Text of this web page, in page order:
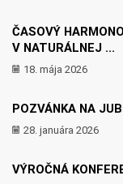
ČASOVÝ
V NATURÁLNEJ ...
18. mája 2026
POZVÁNKA NA
28. januára 2026
VÝROČNÁ